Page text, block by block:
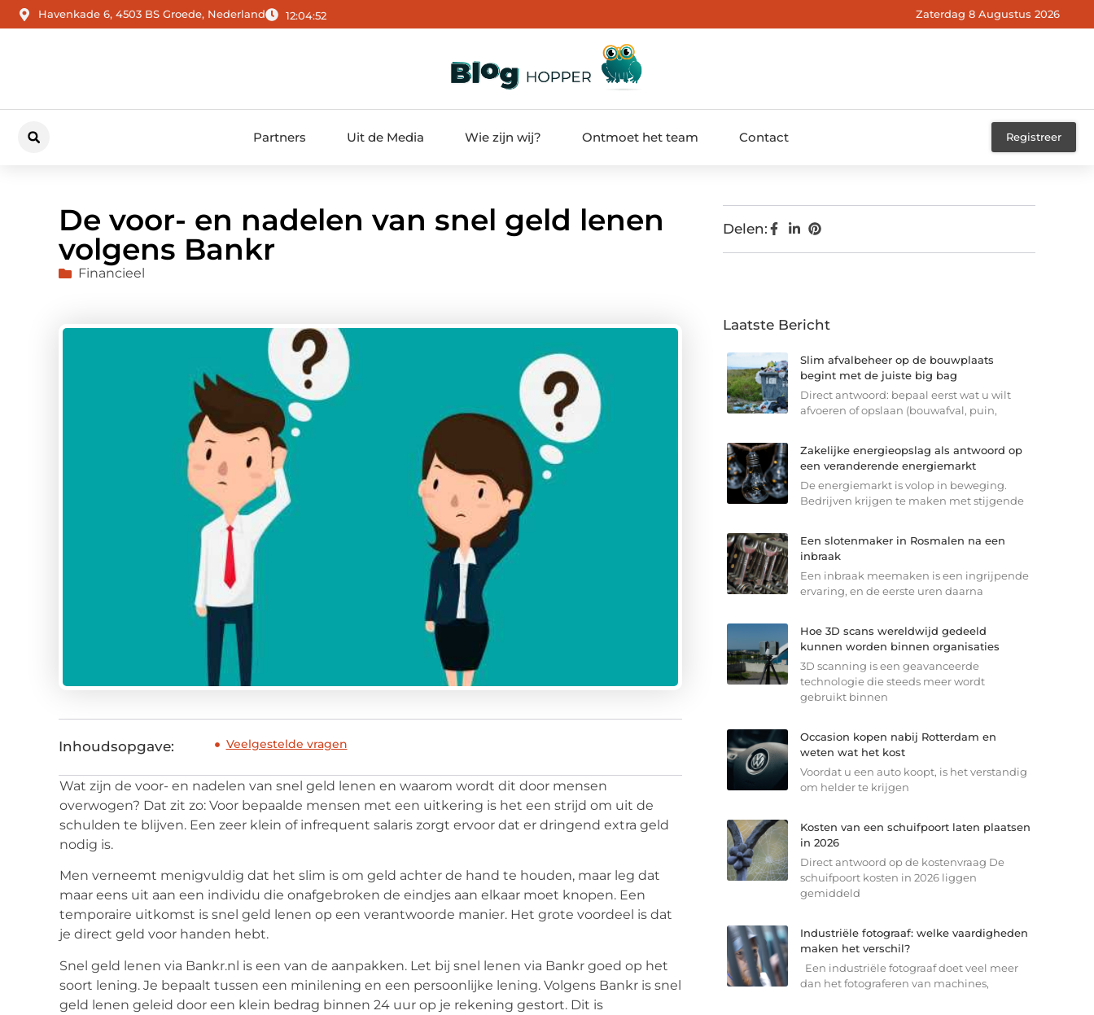
Havenkade 6, 4503 BS Groede, Nederland 12:04:53 Zaterdag 8 Augustus 2026
Partners Uit de Media Wie zijn wij? Ontmoet het team Contact Registreer
De voor- en nadelen van snel geld lenen
volgens Bankr
Financieel
Inhoudsopgave: Veelgestelde vragen
Wat zijn de voor- en nadelen van snel geld lenen en waarom wordt dit door mensen
overwogen? Dat zit zo: Voor bepaalde mensen met een uitkering is het een strijd om uit de
schulden te blijven. Een zeer klein of infrequent salaris zorgt ervoor dat er dringend extra geld
nodig is.
Men verneemt menigvuldig dat het slim is om geld achter de hand te houden, maar leg dat
maar eens uit aan een individu die onafgebroken de eindjes aan elkaar moet knopen. Een
temporaire uitkomst is snel geld lenen op een verantwoorde manier. Het grote voordeel is dat
je direct geld voor handen hebt.
Snel geld lenen via Bankr.nl is een van de aanpakken. Let bij snel lenen via Bankr goed op het
soort lening. Je bepaalt tussen een minilening en een persoonlijke lening. Volgens Bankr is snel
geld lenen geleid door een klein bedrag binnen 24 uur op je rekening gestort. Dit is
Delen:
Laatste Bericht
Slim afvalbeheer op de bouwplaats
begint met de juiste big bag
Direct antwoord: bepaal eerst wat u wilt
afvoeren of opslaan (bouwafval, puin,
Zakelijke energieopslag als antwoord op
een veranderende energiemarkt
De energiemarkt is volop in beweging.
Bedrijven krijgen te maken met stijgende
Een slotenmaker in Rosmalen na een
inbraak
Een inbraak meemaken is een ingrijpende
ervaring, en de eerste uren daarna
Hoe 3D scans wereldwijd gedeeld
kunnen worden binnen organisaties
3D scanning is een geavanceerde
technologie die steeds meer wordt
gebruikt binnen
Occasion kopen nabij Rotterdam en
weten wat het kost
Voordat u een auto koopt, is het verstandig
om helder te krijgen
Kosten van een schuifpoort laten plaatsen
in 2026
Direct antwoord op de kostenvraag De
schuifpoort kosten in 2026 liggen
gemiddeld
Industriële fotograaf: welke vaardigheden
maken het verschil?
Een industriële fotograaf doet veel meer
dan het fotograferen van machines,